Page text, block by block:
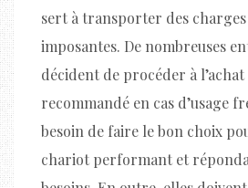
sert à transporter des
imposantes. De nombreuses
décident de procéder à l’achat
recommandé en cas d’usage
besoin de faire le bon choix
chariot performant et